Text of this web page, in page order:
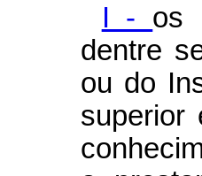
I - os
dentre
ou do
superior